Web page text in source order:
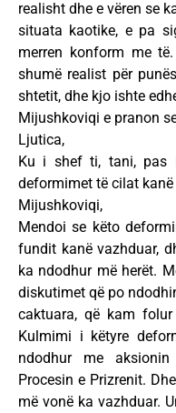
realisht dhe e vëren se
situata kaotike, e pa
merren konform me
shumë realist për
shtetit, dhe kjo ishte
Mijushkoviqi e pranon
Ljutica,
Ku i shef ti, tani, pas
deformimet të cilat
Mijushkoviqi,
Mendoi se këto
fundit kanë vazhduar,
ka ndodhur më herët.
diskutimet që po
caktuara, që kam
Kulmimi i këtyre
ndodhur me
Procesin e Prizrenit.
më vonë ka vazhduar.